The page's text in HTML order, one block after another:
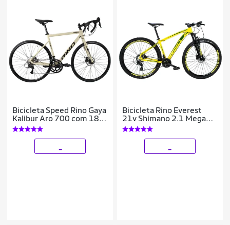
Bicicleta Speed Rino Gaya
Kalibur Aro 700 com 18
Marchas – Freio a Disco –
Cubo Cassete
Bicicleta Rino Everest
21v Shimano 2.1 Mega
Ranger Hidraulico